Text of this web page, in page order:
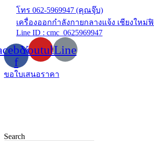
Skip
content
โทร 062-5969947 (คุณจุ๊บ)
เครื่องออกกำลังกายกลางแจ้ง เชียงใหม่
Line ID : cmc_0625969947
f
YoutubeLine
ขอใบเสนอราคา
Search